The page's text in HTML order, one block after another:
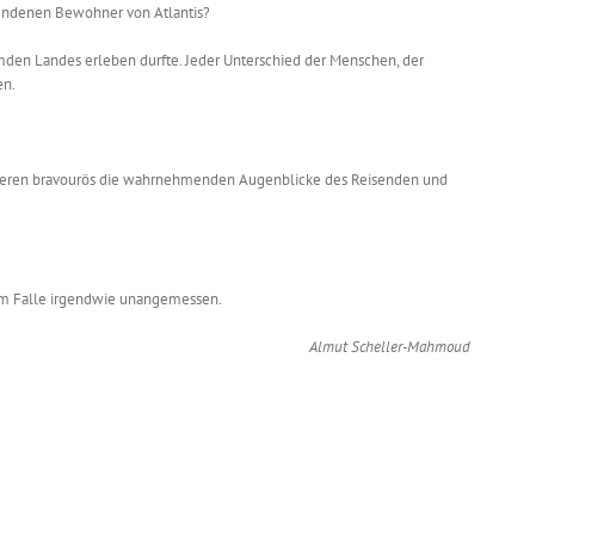
Bewohner von Atlantis?
Landes erleben durfte. Jeder Unterschied der Menschen, der
bravourös die wahrnehmenden Augenblicke des Reisenden und
Falle irgendwie unangemessen.
Almut Scheller-Mahmoud